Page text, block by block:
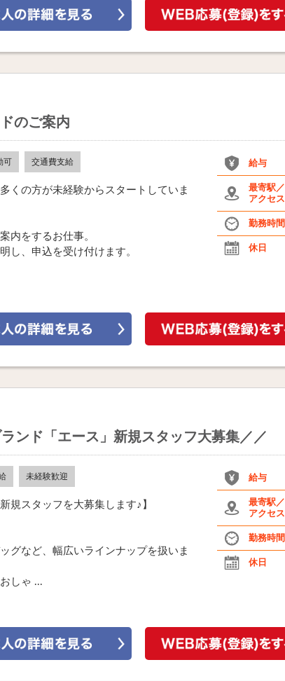
のご案内
可 交通費支給
くの方が未経験からスタートしていま
内をするお仕事。
し、申込を受け付けます。
給与
最寄駅／
アクセス
勤務時間
休日
ンド「エース」新規スタッフ大募集／／
未経験歓迎
規スタッフを大募集します♪】
グなど、幅広いラインナップを扱いま
しゃ ...
給与
最寄駅／
アクセス
勤務時間
休日